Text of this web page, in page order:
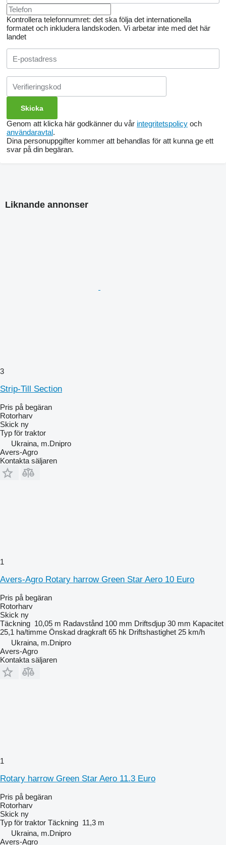
Kontrollera telefonnumret: det ska följa det internationella
formatet och inkludera landskoden. Vi arbetar inte med det här
landet
Genom att klicka här godkänner du vår integritetspolicy och
användaravtal.
Dina personuppgifter kommer att behandlas för att kunna ge ett
svar på din begäran.
Liknande annonser
3
Strip-Till Section
Pris på begäran
Rotorharv
Skick ny
Typ för traktor
Ukraina, m.Dnipro
Avers-Agro
Kontakta säljaren
1
Avers-Agro Rotary harrow Green Star Aero 10 Euro
Pris på begäran
Rotorharv
Skick ny
Täckning 10,05 m Radavstånd 100 mm Driftsdjup 30 mm Kapacitet
25,1 ha/timme Önskad dragkraft 65 hk Driftshastighet 25 km/h
Ukraina, m.Dnipro
Avers-Agro
Kontakta säljaren
1
Rotary harrow Green Star Aero 11.3 Euro
Pris på begäran
Rotorharv
Skick ny
Typ för traktor Täckning 11,3 m
Ukraina, m.Dnipro
Avers-Agro